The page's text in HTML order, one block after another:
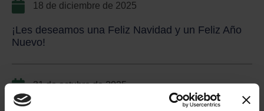
¡Les deseamos una Feliz Navidad y un Feliz Año
Nuevo!
18 de diciembre de 2025
31 de octubre de 2025